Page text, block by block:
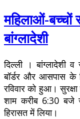
महिलाओं-
बांग्लादेशी
दिल्ली । बांग्लादेशी व
बॉर्डर और आसपास के
रविवार को हुआ।
शाम करीब 6:30 बजे
हिरासत में लिया।